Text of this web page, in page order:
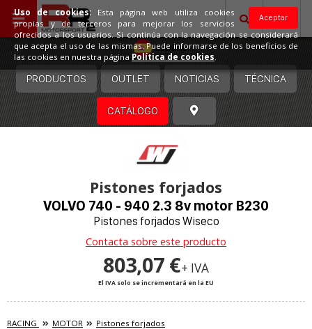
España
PRODUCTOS OUTLET NOTICIAS TÉCNICA
CATÁLOGO
Pistones forjados
VOLVO 740 - 940 2.3 8v motor B230
Pistones forjados Wiseco
Contacta sobre este producto
803,07 €+ IVA
El IVA solo se incrementará en la EU
RACING MOTOR Pistones forjados
Aceptar
Uso de cookies:Esta página web utiliza cookies
propias y de terceros para mejorar los servicios
ofrecidos a los usuarios. Si continúa con la navegación se considerará
que acepta el uso de las mismas. Puede informarse de los beneficios de
las cookies en nuestra página Política de cookies.